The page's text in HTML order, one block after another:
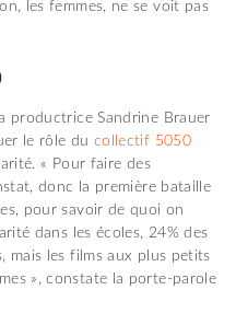
les femmes, ne se voit pas
productrice Sandrine Brauer
le rôle du collectif 5050
« Pour faire des
donc la première bataille
pour savoir de quoi on
dans les écoles, 24% des
mais les films aux plus petits
», constate la porte-parole